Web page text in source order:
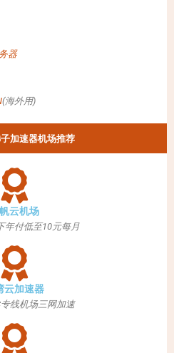
器
(海外用)
加速器机场推荐
云机场
年付低至10元每月
云加速器
线机场三网加速